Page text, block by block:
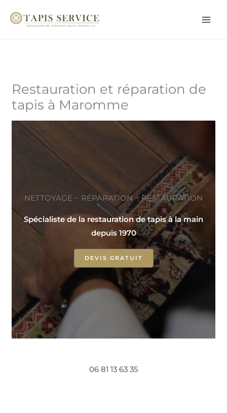
Restauration et réparation de
tapis à Maromme
NETTOYAGE ~ RÉPARATION ~ RESTAURATION
Spécialiste de la restauration de tapis à la main
depuis 1970
DEVIS GRATUIT
06 81 13 63 35